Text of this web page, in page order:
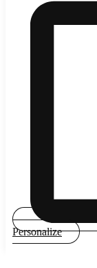
Personalize